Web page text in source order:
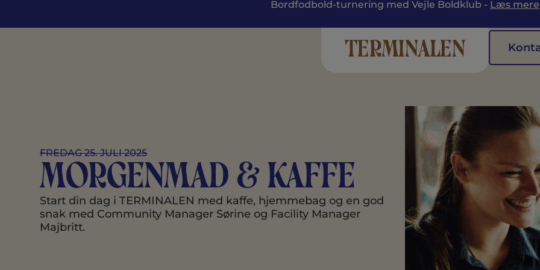
Bordfodbold-turnering med Vejle Boldklub - Læs mere
FREDAG 25. JULI 2025
Morgenmad & kaffe
Start din dag i TERMINALEN med kaffe, hjemmebag og en god
snak med Community Manager Sørine og Facility Manager
Majbritt.